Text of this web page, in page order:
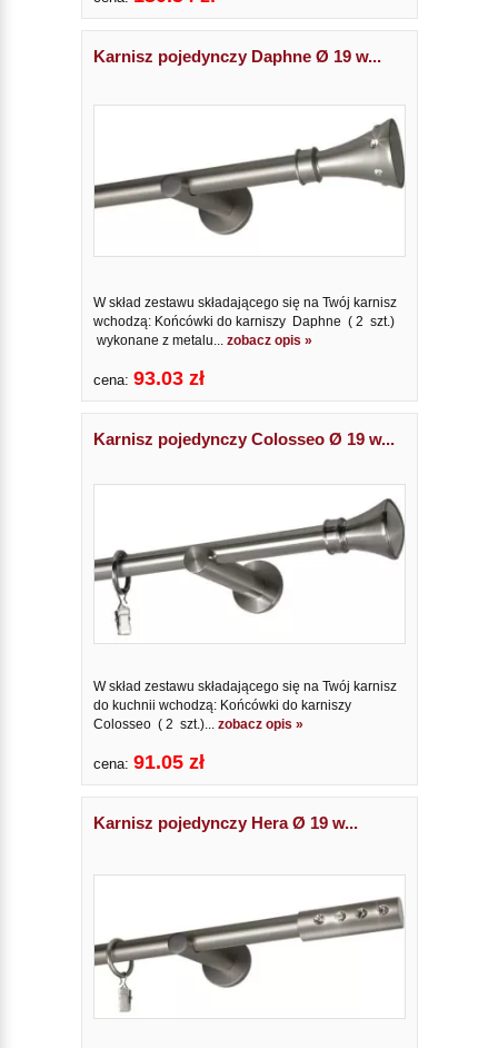
Karnisz pojedynczy Daphne Ø 19 w...
W skład zestawu składającego się na Twój karnisz
wchodzą: Końcówki do karniszy Daphne ( 2 szt.)
wykonane z metalu... zobacz opis »
cena: 93.03 zł
Karnisz pojedynczy Colosseo Ø 19 w...
W skład zestawu składającego się na Twój karnisz
do kuchnii wchodzą: Końcówki do karniszy
Colosseo ( 2 szt.)... zobacz opis »
cena: 91.05 zł
Karnisz pojedynczy Hera Ø 19 w...